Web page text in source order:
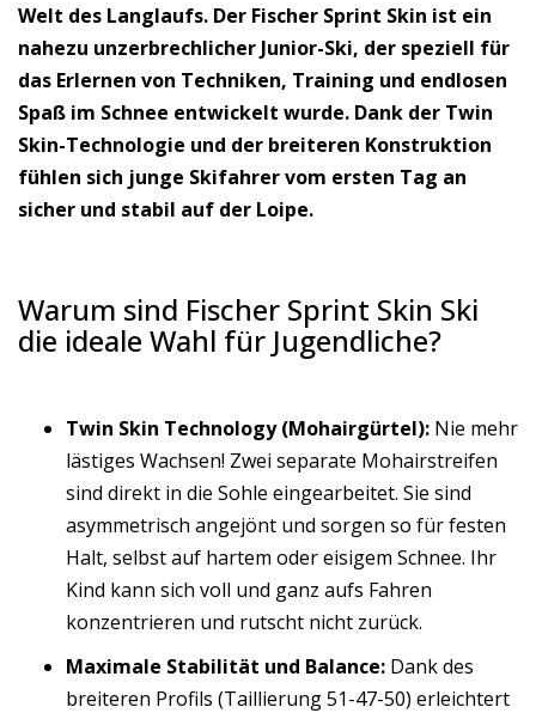
Welt des Langlaufs. Der Fischer Sprint Skin ist ein
nahezu unzerbrechlicher Junior-Ski, der speziell für
das Erlernen von Techniken, Training und endlosen
Spaß im Schnee entwickelt wurde. Dank der Twin
Skin-Technologie und der breiteren Konstruktion
fühlen sich junge Skifahrer vom ersten Tag an
sicher und stabil auf der Loipe.
Warum sind Fischer Sprint Skin Ski
die ideale Wahl für Jugendliche?
Twin Skin Technology (Mohairgürtel): Nie mehr
lästiges Wachsen! Zwei separate Mohairstreifen
sind direkt in die Sohle eingearbeitet. Sie sind
asymmetrisch angejönt und sorgen so für festen
Halt, selbst auf hartem oder eisigem Schnee. Ihr
Kind kann sich voll und ganz aufs Fahren
konzentrieren und rutscht nicht zurück.
Maximale Stabilität und Balance: Dank des
breiteren Profils (Taillierung 51-47-50) erleichtert